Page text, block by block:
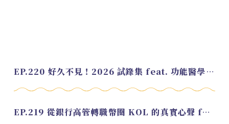
EP.220 好久不見！2026 試錄集 feat. 功能醫學營養師 美寶
EP.219 從銀行高管轉職幣圈 KOL 的真實心聲 feat.龜大